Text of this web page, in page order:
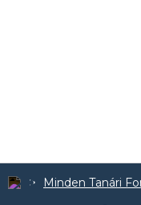
Minden Tanári